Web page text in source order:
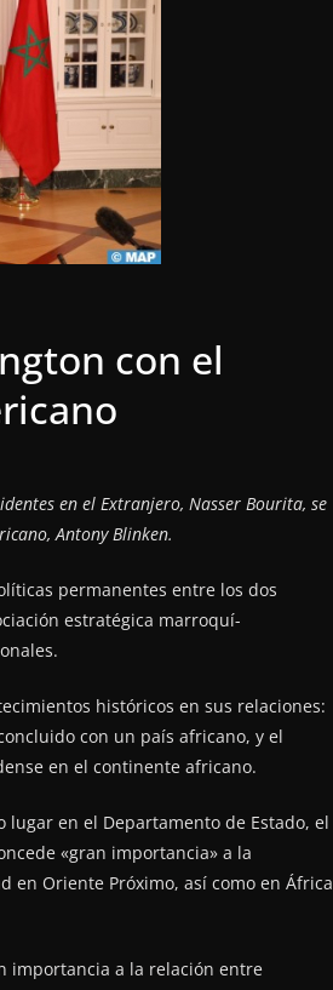
con el
en el Extranjero, Nasser Bourita, se
Antony Blinken.
permanentes entre los dos
estratégica marroquí-
históricos en sus relaciones:
con un país africano, y el
en el continente africano.
en el Departamento de Estado, el
«gran importancia» a la
en Oriente Próximo, así como en África
importancia a la relación entre